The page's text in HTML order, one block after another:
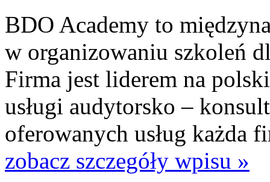
BDO Academy to
w organizowaniu szkoleń
Firma jest liderem na
usługi audytorsko –
oferowanych usług każda
zobacz szczegóły wpisu »